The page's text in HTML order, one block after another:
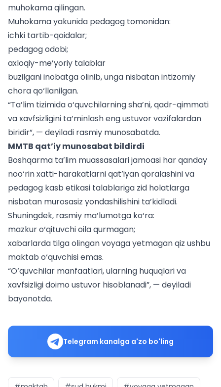
muhokama qilingan.
Muhokama yakunida pedagog tomonidan:
ichki tartib-qoidalar;
pedagog odobi;
axloqiy-me’yoriy talablar
buzilgani inobatga olinib, unga nisbatan intizomiy
chora qo‘llanilgan.
“Ta’lim tizimida o‘quvchilarning sha’ni, qadr-qimmati
va xavfsizligini ta’minlash eng ustuvor vazifalardan
biridir”, — deyiladi rasmiy munosabatda.
MMTB qat’iy munosabat bildirdi
Boshqarma ta’lim muassasalari jamoasi har qanday
noo‘rin xatti-harakatlarni qat’iyan qoralashini va
pedagog kasb etikasi talablariga zid holatlarga
nisbatan murosasiz yondashilishini ta’kidladi.
Shuningdek, rasmiy ma’lumotga ko‘ra:
mazkur o‘qituvchi oila qurmagan;
xabarlarda tilga olingan voyaga yetmagan qiz ushbu
maktab o‘quvchisi emas.
“O‘quvchilar manfaatlari, ularning huquqlari va
xavfsizligi doimo ustuvor hisoblanadi”, — deyiladi
bayonotda.
Telegram kanalga a'zo bo'ling